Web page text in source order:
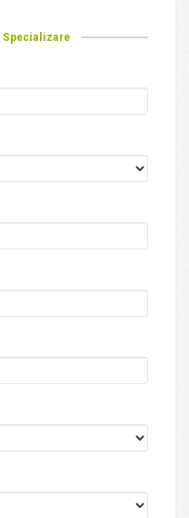
Specializare